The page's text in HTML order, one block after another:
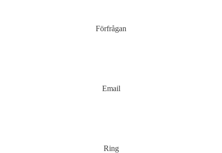
Förfrågan
Email
Ring